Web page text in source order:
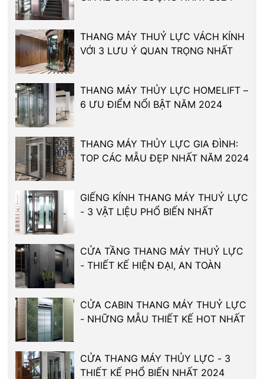
THANG MÁY THUỶ LỰC VÁCH KÍNH
VỚI 3 LƯU Ý QUAN TRỌNG NHẤT
THANG MÁY THỦY LỰC HOMELIFT –
6 ƯU ĐIỂM NỔI BẬT NĂM 2024
THANG MÁY THỦY LỰC GIA ĐÌNH:
TOP CÁC MẪU ĐẸP NHẤT NĂM 2024
GIẾNG KÍNH THANG MÁY THUỶ LỰC
- 3 VẬT LIỆU PHỔ BIẾN NHẤT
CỬA TẦNG THANG MÁY THUỶ LỰC
- THIẾT KẾ HIỆN ĐẠI, AN TOÀN
CỬA CABIN THANG MÁY THUỶ LỰC
- NHỮNG MẪU THIẾT KẾ HOT NHẤT
CỬA THANG MÁY THỦY LỰC - 3
THIẾT KẾ PHỔ BIẾN NHẤT 2024